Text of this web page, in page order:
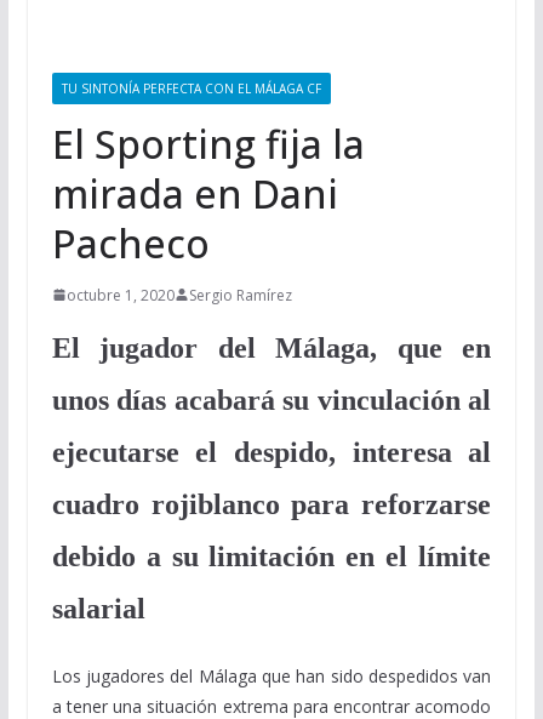
TU SINTONÍA PERFECTA CON EL MÁLAGA CF
El Sporting fija la
mirada en Dani
Pacheco
octubre 1, 2020 Sergio Ramírez
El jugador del Málaga, que en
unos días acabará su vinculación al
ejecutarse el despido, interesa al
cuadro rojiblanco para reforzarse
debido a su limitación en el límite
salarial
Los jugadores del Málaga que han sido despedidos van
a tener una situación extrema para encontrar acomodo